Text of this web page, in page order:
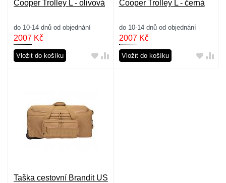
Cooper Trolley L - olivová
do 10-14 dnů od objednání
2007 Kč
Vložit do košíku
Cooper Trolley L - černá
do 10-14 dnů od objednání
2007Kč
Vložit do košíku
Taška cestovní Brandit US